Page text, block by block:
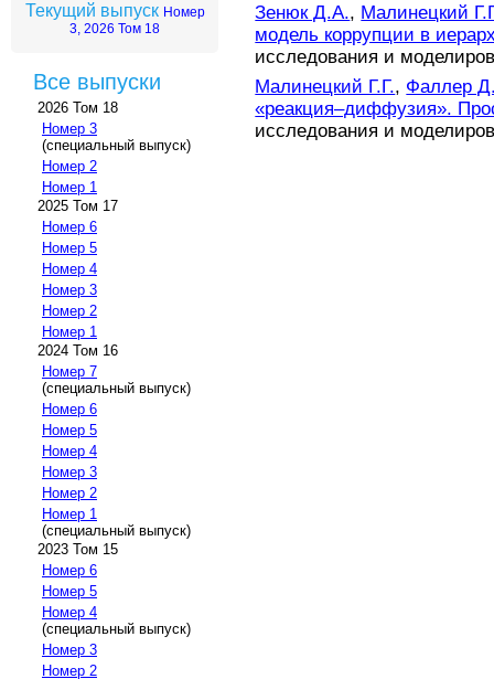
Текущий выпуск Номер
3, 2026 Том 18
Все выпуски
2026 Том 18
Номер 3
(специальный выпуск)
Номер 2
Номер 1
2025 Том 17
Номер 6
Номер 5
Номер 4
Номер 3
Номер 2
Номер 1
2024 Том 16
Номер 7
(специальный выпуск)
Номер 6
Номер 5
Номер 4
Номер 3
Номер 2
Номер 1
(специальный выпуск)
2023 Том 15
Номер 6
Номер 5
Номер 4
(специальный выпуск)
Номер 3
Номер 2
Зенюк Д.А., Малинецкий
модель коррупции в
исследования и
Малинецкий Г.Г., Фаллер
«реакция–диффузия».
исследования и